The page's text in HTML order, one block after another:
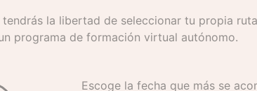
la libertad de seleccionar tu propia
programa de formación virtual autónomo.
Escoge la fecha que más se